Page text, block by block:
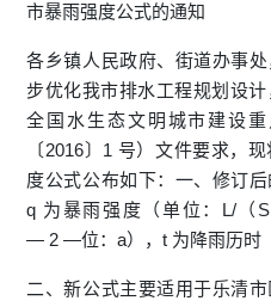
市暴雨强度公式的通知
各乡镇人民政府、街道办事
步优化我市排水工程规划设计
全国水生态文明城市建设
〔2016〕1 号）文件要求，
度公式公布如下：一、修订
q 为暴雨强度（单位：L/（
— 2 —位：a），t 为降雨历时
二、新公式主要适用于乐清